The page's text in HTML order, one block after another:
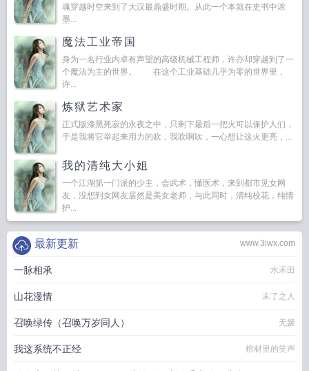
魂穿越时空来到了大汉最鼎盛时期。从此一个本就在史书中浓
墨...
魔法工业帝国
身为一名行业内卓有声望的高级机械工程师，许亦却穿越到了一
个魔法为主的世界。 在这个工业基础几乎为零的世界里，
许...
炼狱艺术家
正式版漆黑死寂的永夜之中，只剩下最后一把火可以保护人们，
于是我将它举起来用力的吹，我吹啊吹，一心想让这火更亮，...
我的清纯大小姐
一个江湖第一门派的少主，会武术，懂医术，来到都市见女网
友，没想到女网友居然是美女老师，与此同时，清纯校花，纯情
护...
www.3iwx.com
最新更新
一脉相承 水禾田
山花漫情 未了之人
召唤绿传（召唤万岁同人） 无媛
我这系统不正经 棺材里的笑声